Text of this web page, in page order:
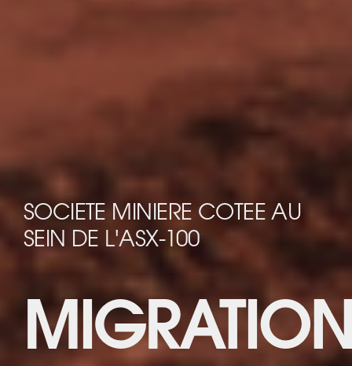
SOCIETE MINIERE COTEE AU
SEIN DE L'ASX-100